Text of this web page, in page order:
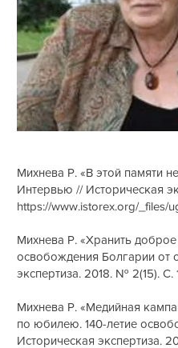
Михнева Р. «В этой памяти
Интервью // Историческая
https://www.istorex.org/_files/
Михнева Р. «Хранить
освобождения Болгарии от
экспертиза. 2018. № 2(15). С.
Михнева Р. «Медийная
по юбилею. 140-летие
Историческая экспертиза.